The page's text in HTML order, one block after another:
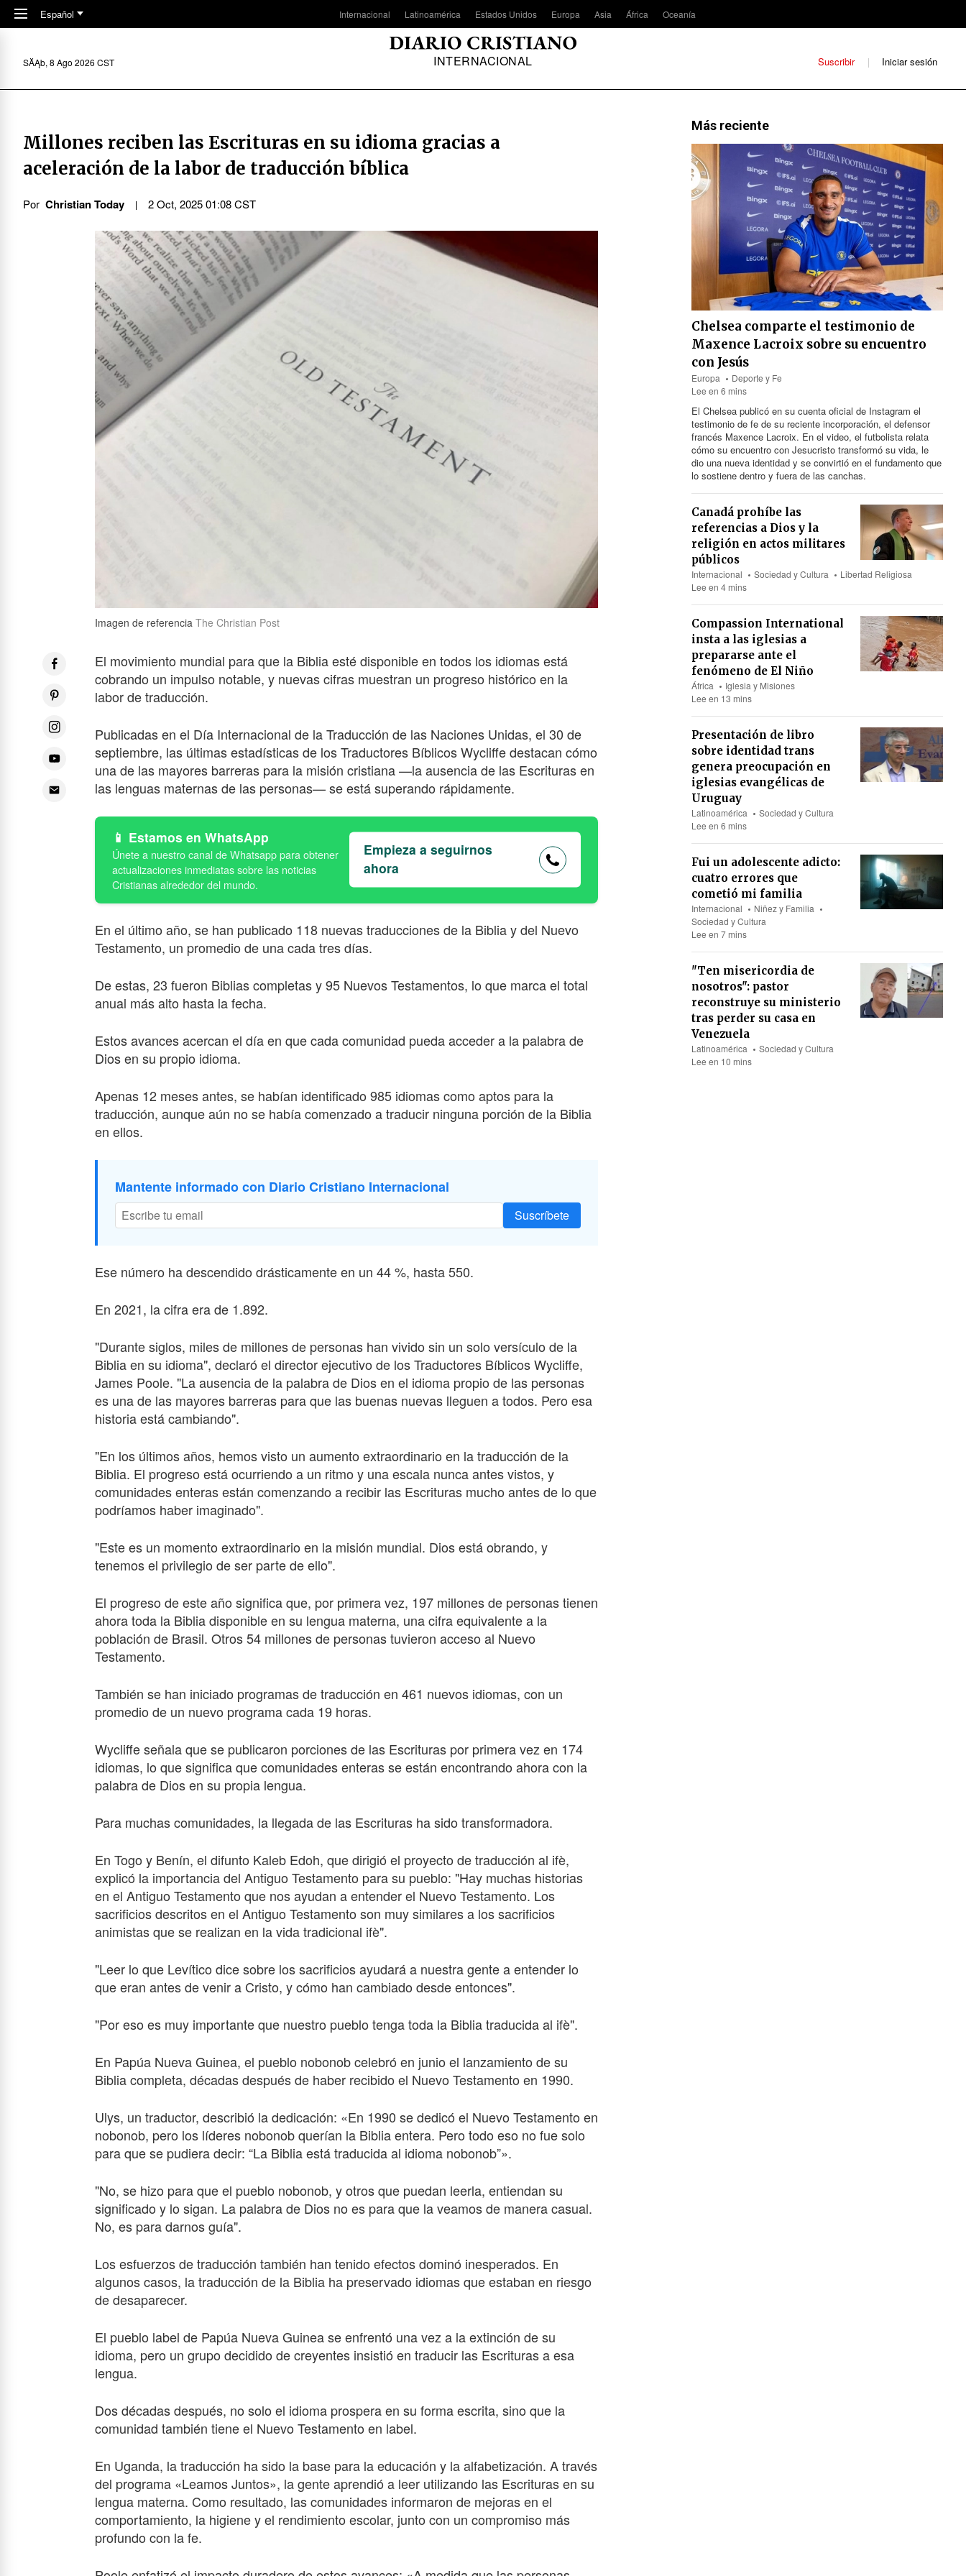
Skip to main content
Español Internacional Latinoamérica Estados Unidos Europa Asia África Oceanía
INTERNACIONAL
SĂĄb, 8 Ago 2026 CST Suscribir Iniciar sesión
Millones reciben las Escrituras en su idioma gracias a
aceleración de la labor de traducción bíblica
Por Christian Today 2 Oct, 2025 01:08 CST
Imagen de referencia The Christian Post
El movimiento mundial para que la Biblia esté disponible en todos los idiomas está
cobrando un impulso notable, y nuevas cifras muestran un progreso histórico en la
labor de traducción.
Publicadas en el Día Internacional de la Traducción de las Naciones Unidas, el 30 de
septiembre, las últimas estadísticas de los Traductores Bíblicos Wycliffe destacan cómo
una de las mayores barreras para la misión cristiana —la ausencia de las Escrituras en
las lenguas maternas de las personas— se está superando rápidamente.
Estamos en WhatsApp
Empieza a seguirnos
ahora
En el último año, se han publicado 118 nuevas traducciones de la Biblia y del Nuevo
Testamento, un promedio de una cada tres días.
De estas, 23 fueron Biblias completas y 95 Nuevos Testamentos, lo que marca el total
anual más alto hasta la fecha.
Estos avances acercan el día en que cada comunidad pueda acceder a la palabra de
Dios en su propio idioma.
Apenas 12 meses antes, se habían identificado 985 idiomas como aptos para la
traducción, aunque aún no se había comenzado a traducir ninguna porción de la Biblia
en ellos.
Mantente informado con Diario Cristiano Internacional
Suscríbete
Ese número ha descendido drásticamente en un 44 %, hasta 550.
En 2021, la cifra era de 1.892.
"Durante siglos, miles de millones de personas han vivido sin un solo versículo de la
Biblia en su idioma", declaró el director ejecutivo de los Traductores Bíblicos Wycliffe,
James Poole. "La ausencia de la palabra de Dios en el idioma propio de las personas
es una de las mayores barreras para que las buenas nuevas lleguen a todos. Pero esa
historia está cambiando".
"En los últimos años, hemos visto un aumento extraordinario en la traducción de la
Biblia. El progreso está ocurriendo a un ritmo y una escala nunca antes vistos, y
comunidades enteras están comenzando a recibir las Escrituras mucho antes de lo que
podríamos haber imaginado".
"Este es un momento extraordinario en la misión mundial. Dios está obrando, y
tenemos el privilegio de ser parte de ello".
El progreso de este año significa que, por primera vez, 197 millones de personas tienen
ahora toda la Biblia disponible en su lengua materna, una cifra equivalente a la
población de Brasil. Otros 54 millones de personas tuvieron acceso al Nuevo
Testamento.
También se han iniciado programas de traducción en 461 nuevos idiomas, con un
promedio de un nuevo programa cada 19 horas.
Wycliffe señala que se publicaron porciones de las Escrituras por primera vez en 174
idiomas, lo que significa que comunidades enteras se están encontrando ahora con la
palabra de Dios en su propia lengua.
Para muchas comunidades, la llegada de las Escrituras ha sido transformadora.
En Togo y Benín, el difunto Kaleb Edoh, que dirigió el proyecto de traducción al ifè,
explicó la importancia del Antiguo Testamento para su pueblo: "Hay muchas historias
en el Antiguo Testamento que nos ayudan a entender el Nuevo Testamento. Los
sacrificios descritos en el Antiguo Testamento son muy similares a los sacrificios
animistas que se realizan en la vida tradicional ifè".
"Leer lo que Levítico dice sobre los sacrificios ayudará a nuestra gente a entender lo
que eran antes de venir a Cristo, y cómo han cambiado desde entonces".
"Por eso es muy importante que nuestro pueblo tenga toda la Biblia traducida al ifè".
En Papúa Nueva Guinea, el pueblo nobonob celebró en junio el lanzamiento de su
Biblia completa, décadas después de haber recibido el Nuevo Testamento en 1990.
Ulys, un traductor, describió la dedicación: «En 1990 se dedicó el Nuevo Testamento en
nobonob, pero los líderes nobonob querían la Biblia entera. Pero todo eso no fue solo
para que se pudiera decir: “La Biblia está traducida al idioma nobonob”».
"No, se hizo para que el pueblo nobonob, y otros que puedan leerla, entiendan su
significado y lo sigan. La palabra de Dios no es para que la veamos de manera casual.
No, es para darnos guía".
Los esfuerzos de traducción también han tenido efectos dominó inesperados. En
algunos casos, la traducción de la Biblia ha preservado idiomas que estaban en riesgo
de desaparecer.
El pueblo label de Papúa Nueva Guinea se enfrentó una vez a la extinción de su
idioma, pero un grupo decidido de creyentes insistió en traducir las Escrituras a esa
lengua.
Dos décadas después, no solo el idioma prospera en su forma escrita, sino que la
comunidad también tiene el Nuevo Testamento en label.
En Uganda, la traducción ha sido la base para la educación y la alfabetización. A través
del programa «Leamos Juntos», la gente aprendió a leer utilizando las Escrituras en su
lengua materna. Como resultado, las comunidades informaron de mejoras en el
comportamiento, la higiene y el rendimiento escolar, junto con un compromiso más
profundo con la fe.
Más reciente
Chelsea comparte el testimonio de
Maxence Lacroix sobre su encuentro
con Jesús
Europa
Deporte y Fe
Lee en 6 mins
El Chelsea publicó en su cuenta oficial de Instagram el
testimonio de fe de su reciente incorporación, el defensor
francés Maxence Lacroix. En el video, el futbolista relata
cómo su encuentro con Jesucristo transformó su vida, le
dio una nueva identidad y se convirtió en el fundamento que
lo sostiene dentro y fuera de las canchas.
Canadá prohíbe las
referencias a Dios y la
religión en actos militares
públicos
Internacional Sociedad y Cultura
Libertad Religiosa
Lee en 4 mins
Compassion International
insta a las iglesias a
prepararse ante el
fenómeno de El Niño
África
Iglesia y Misiones
Lee en 13 mins
Presentación de libro
sobre identidad trans
genera preocupación en
iglesias evangélicas de
Uruguay
Latinoamérica
Sociedad y Cultura
Lee en 6 mins
Fui un adolescente adicto:
cuatro errores que
cometió mi familia
Internacional
Niñez y Familia
Sociedad y Cultura
Lee en 7 mins
"Ten misericordia de
nosotros": pastor
reconstruye su ministerio
tras perder su casa en
Venezuela
Latinoamérica
Sociedad y Cultura
Lee en 10 mins